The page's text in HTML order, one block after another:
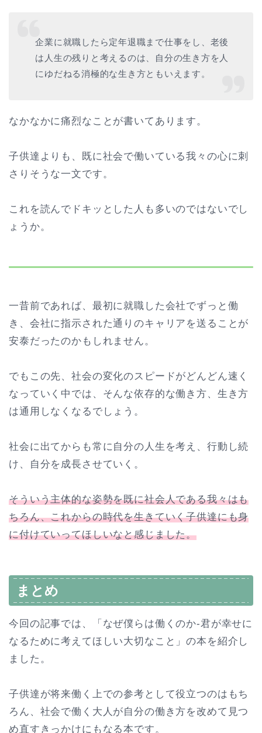
企業に就職したら定年退職まで仕事をし、老後
は人生の残りと考えるのは、自分の生き方を人
にゆだねる消極的な生き方ともいえます。
なかなかに痛烈なことが書いてあります。
子供達よりも、既に社会で働いている我々の心に刺
さりそうな一文です。
これを読んでドキッとした人も多いのではないでし
ょうか。
一昔前であれば、最初に就職した会社でずっと働
き、会社に指示された通りのキャリアを送ることが
安泰だったのかもしれません。
でもこの先、社会の変化のスピードがどんどん速く
なっていく中では、そんな依存的な働き方、生き方
は通用しなくなるでしょう。
社会に出てからも常に自分の人生を考え、行動し続
け、自分を成長させていく。
そういう主体的な姿勢を既に社会人である我々はも
ちろん、これからの時代を生きていく子供達にも身
に付けていってほしいなと感じました。
まとめ
今回の記事では、「なぜ僕らは働くのか-君が幸せに
なるために考えてほしい大切なこと」の本を紹介し
ました。
子供達が将来働く上での参考として役立つのはもち
ろん、社会で働く大人が自分の働き方を改めて見つ
め直すきっかけにもなる本です。